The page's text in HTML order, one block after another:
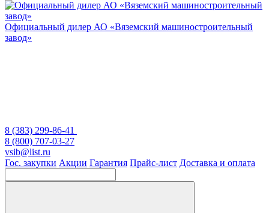
Официальный дилер АО «Вяземский машиностроительный
завод»
8 (383) 299-86-41
8 (800) 707-03-27
vsib@list.ru
Гос. закупки Акции Гарантия Прайс-лист Доставка и оплата